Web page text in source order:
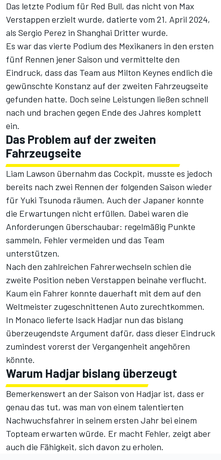
Das letzte Podium für Red Bull, das nicht von Max
Verstappen erzielt wurde, datierte vom 21. April 2024,
als Sergio Perez in Shanghai Dritter wurde.
Es war das vierte Podium des Mexikaners in den ersten
fünf Rennen jener Saison und vermittelte den
Eindruck, dass das Team aus Milton Keynes endlich die
gewünschte Konstanz auf der zweiten Fahrzeugseite
gefunden hatte. Doch seine Leistungen ließen schnell
nach und brachen gegen Ende des Jahres komplett
ein.
Das Problem auf der zweiten
Fahrzeugseite
Liam Lawson übernahm das Cockpit, musste es jedoch
bereits nach zwei Rennen der folgenden Saison wieder
für Yuki Tsunoda räumen. Auch der Japaner konnte
die Erwartungen nicht erfüllen. Dabei waren die
Anforderungen überschaubar: regelmäßig Punkte
sammeln, Fehler vermeiden und das Team
unterstützen.
Nach den zahlreichen Fahrerwechseln schien die
zweite Position neben Verstappen beinahe verflucht.
Kaum ein Fahrer konnte dauerhaft mit dem auf den
Weltmeister zugeschnittenen Auto zurechtkommen.
In Monaco lieferte Isack Hadjar nun das bislang
überzeugendste Argument dafür, dass dieser Eindruck
zumindest vorerst der Vergangenheit angehören
könnte.
Warum Hadjar bislang überzeugt
Bemerkenswert an der Saison von Hadjar ist, dass er
genau das tut, was man von einem talentierten
Nachwuchsfahrer in seinem ersten Jahr bei einem
Topteam erwarten würde. Er macht Fehler, zeigt aber
auch die Fähigkeit, sich davon zu erholen.